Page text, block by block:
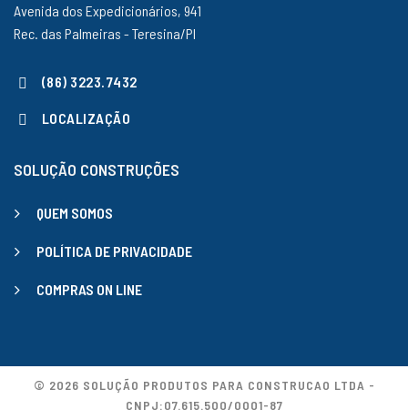
Avenida dos Expedicionários, 941
Rec. das Palmeiras - Teresina/PI
(86) 3223.7432
LOCALIZAÇÃO
SOLUÇÃO CONSTRUÇÕES
QUEM SOMOS
POLÍTICA DE PRIVACIDADE
COMPRAS ON LINE
© 2026 SOLUÇÃO PRODUTOS PARA CONSTRUCAO LTDA -
CNPJ:07.615.500/0001-87